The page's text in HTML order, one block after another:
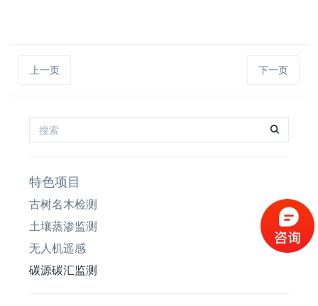
上一页 下一页
特色项目
古树名木检测
土壤蒸渗监测
无人机遥感
碳源碳汇监测